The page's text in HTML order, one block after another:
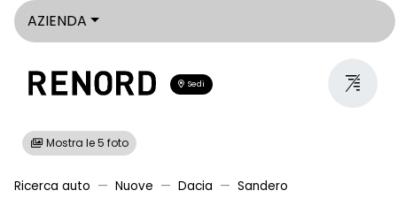
AZIENDA
Sedi
Mostra le 5 foto
Ricerca auto Nuove Dacia Sandero